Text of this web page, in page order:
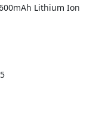
Lithium Ion